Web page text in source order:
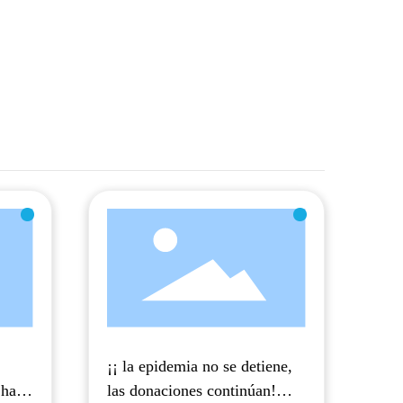
¡¡ la epidemia no se detiene,
las donaciones continúan!